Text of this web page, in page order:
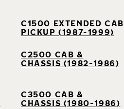
C1500 EXTENDED CAB
PICKUP (1987-1999)
C2500 CAB &
CHASSIS (1982-1986)
C3500 CAB &
CHASSIS (1980-1986)